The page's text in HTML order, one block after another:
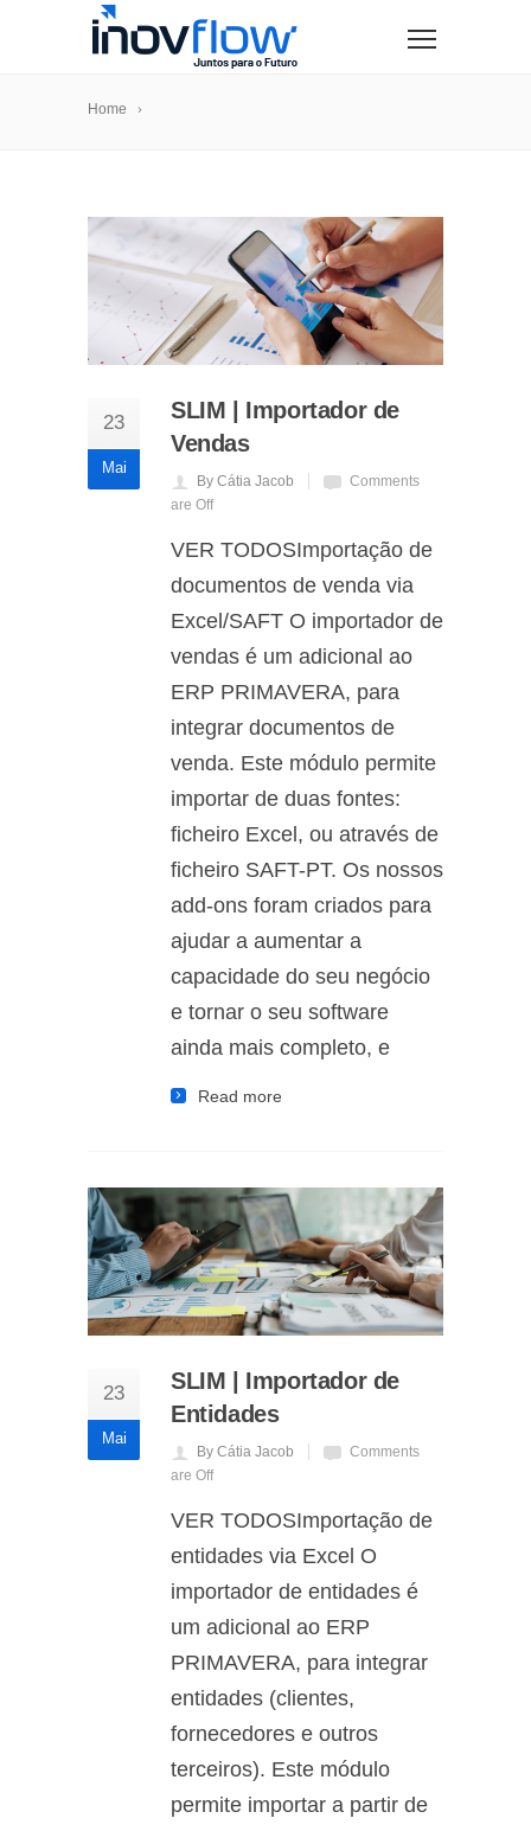
Home
23
Mai
SLIM | Importador de
Vendas
By Cátia Jacob
Comments
are Off
VER TODOSImportação de
documentos de venda via
Excel/SAFT O importador de
vendas é um adicional ao
ERP PRIMAVERA, para
integrar documentos de
venda. Este módulo permite
importar de duas fontes:
ficheiro Excel, ou através de
ficheiro SAFT-PT. Os nossos
add-ons foram criados para
ajudar a aumentar a
capacidade do seu negócio
e tornar o seu software
ainda mais completo, e
Read more
23
Mai
SLIM | Importador de
Entidades
By Cátia Jacob
Comments
are Off
VER TODOSImportação de
entidades via Excel O
importador de entidades é
um adicional ao ERP
PRIMAVERA, para integrar
entidades (clientes,
fornecedores e outros
terceiros). Este módulo
permite importar a partir de